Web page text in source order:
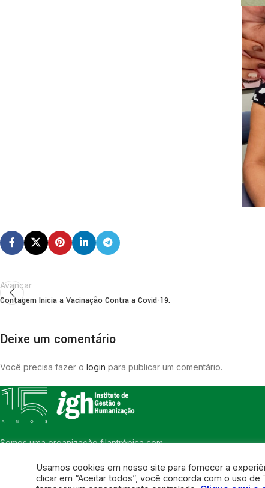
Avançar
Contagem Inicia a Vacinação Contra a Covid-19.
Deixe um comentário
Você precisa fazer o login para publicar um comentário.
Somos uma organização filantrópica com
gestão de pessoas e gestão de recursos
faz parte da nossa essência.
Usamos cookies em nosso site para fornecer a
clicar em “Aceitar todos”, você concorda com o uso